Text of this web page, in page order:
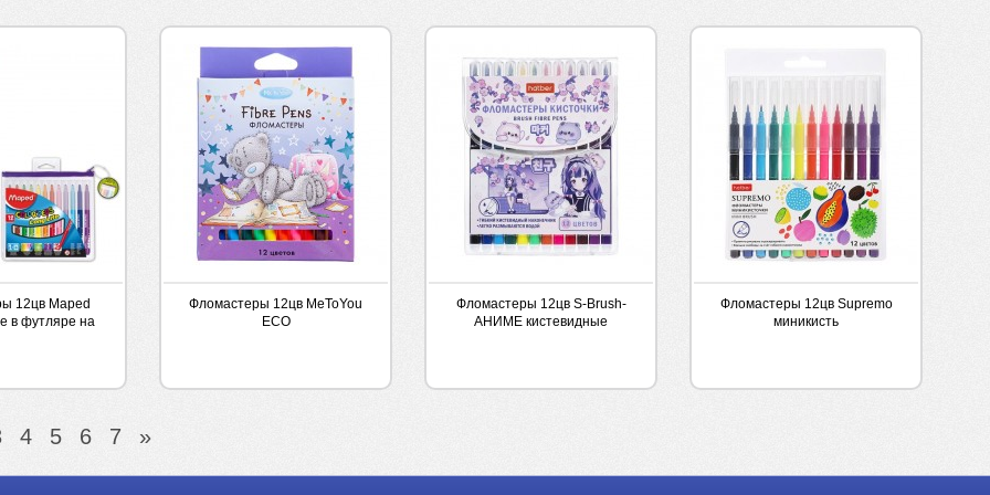
12цв Maped
в футляре на
Фломастеры 12цв MeToYou
ECO
Фломастеры 12цв S-Brush-
АНИМЕ кистевидные
Фломастеры 12цв Supremo
миникисть
4 5 6 7 »